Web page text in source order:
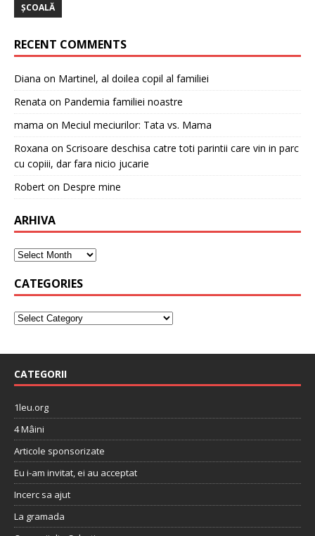
ȘCOALĂ
RECENT COMMENTS
Diana on Martinel, al doilea copil al familiei
Renata on Pandemia familiei noastre
mama on Meciul meciurilor: Tata vs. Mama
Roxana on Scrisoare deschisa catre toti parintii care vin in parc
cu copiii, dar fara nicio jucarie
Robert on Despre mine
ARHIVA
CATEGORIES
CATEGORII
1leu.org
4 Mâini
Articole sponsorizate
Eu i-am invitat, ei au acceptat
Incerc sa ajut
La gramada